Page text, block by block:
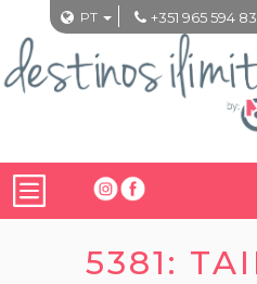
PT +351 965 594
5381: